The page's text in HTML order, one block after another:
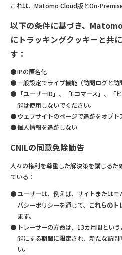
これは、Matomo Cloud版とOn-
以下の条件に基づき、
にトラッキングクッキーと共
す：
IPの匿名化
一般設定でライブ機能（訪問ログと
「ユーザーID」、「Eコマース」、
能は使用しないでください。
ウェブサイトのページで追跡をオプト
個人情報を追跡しない
CNILの同意免除勧告
人々の権利を尊重した解決策を講じるた
ている：
ユーザーは、例えば、サイトまたは
バシーポリシーを通じて、 これらのト
ます。
トレーサーの寿命は、13カ月間とい
能にする期間に限定され、新たな訪問
い。